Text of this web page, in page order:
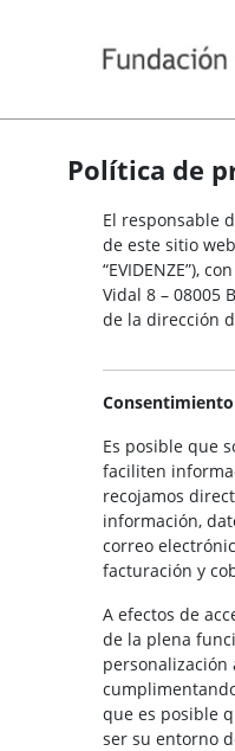
Política de
El responsable
de este sitio web
“EVIDENZE”),
Vidal 8 – 08005
de la dirección
Es posible que
faciliten
recojamos
información,
correo
facturación y
A efectos de
de la plena
personalización
que es posible
ser su entorno